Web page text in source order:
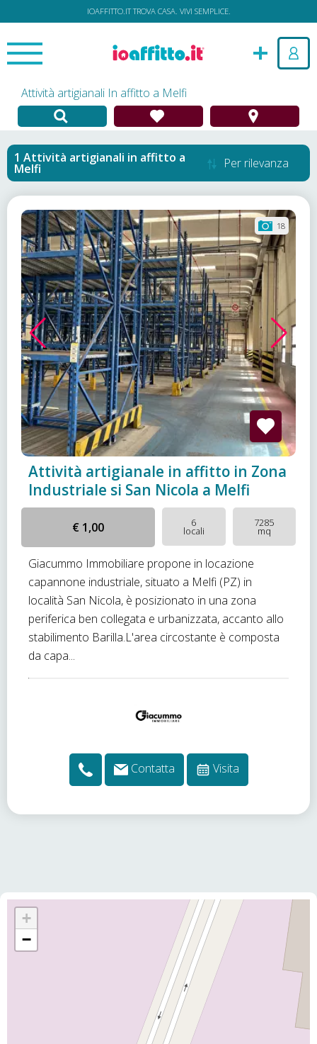
IOAFFITTO.IT TROVA CASA. VIVI SEMPLICE.
Attività artigianali In affitto a Melfi
Attività artigianali in affitto a
Melfi Per rilevanza
18
Attività artigianale in affitto in Zona
Industriale si San Nicola a Melfi
€ 1,00 6
locali
7285
mq
Giacummo Immobiliare propone in locazione
capannone industriale, situato a Melfi (PZ) in
località San Nicola, è posizionato in una zona
periferica ben collegata e urbanizzata, accanto allo
stabilimento Barilla.L'area circostante è composta
da capa...
Contatta Visita
+
−